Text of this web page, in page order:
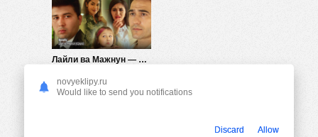
Лайли ва Мажнун — Бевафо
novyeklipy.ru
Would like to send you notifications
Discard Allow